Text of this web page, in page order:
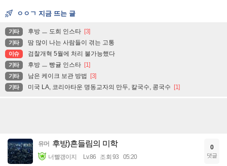
ㅇㅇㄱ 지금 뜨는 글
기타 후방 ㅡ 도희 인스타 [3]
기타 땀 많이 나는 사람들이 겪는 고통
이슈 검찰개혁 5월에 처리 불가능했다
기타 후방 ㅡ 빵귤 인스타 [1]
기타 남은 케이크 보관 방법 [3]
기타 미국 LA, 코리아타운 명동교자의 만두, 칼국수, 콩국수 [1]
유머 후방)흔들림의 미학
너빨갱이지 Lv.86 조회 93 05:20
0
댓글